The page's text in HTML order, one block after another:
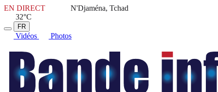
EN DIRECT
N'Djaména, Tchad
32°C
FR
Vidéos Photos